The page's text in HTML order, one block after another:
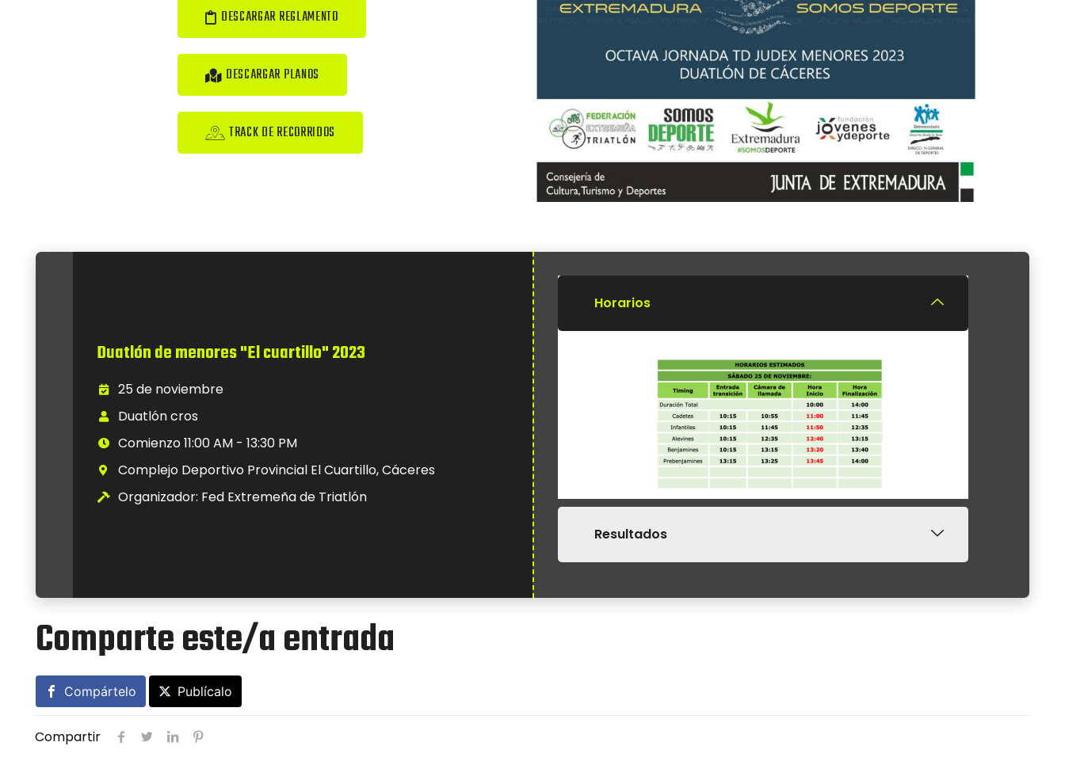
DESCARGAR REGLAMENTO
DESCARGAR PLANOS
TRACK DE RECORRIDOS
Duatlón de menores "El cuartillo" 2023
25 de noviembre
Duatlón cros
Comienzo 11:00 AM - 13:30 PM
Complejo Deportivo Provincial El Cuartillo, Cáceres
Organizador: Fed Extremeña de Triatlón
Horarios
Resultados
Comparte este/a entrada
Compártelo Publícalo
Compartir